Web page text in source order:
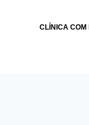
CLÍNICA COM